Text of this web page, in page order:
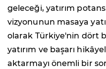
geleceği, yatırım
vizyonunun masaya
olarak Türkiye'nin dört
yatırım ve başarı
aktarmayı önemli bir